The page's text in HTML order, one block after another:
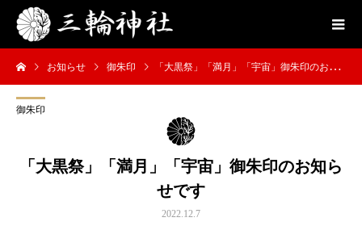
お知らせ 御朱印 「大黒祭」「満月」「宇宙」御朱印のお知らせです
御朱印
「大黒祭」「満月」「宇宙」御朱印のお知ら
せです
2022.12.7